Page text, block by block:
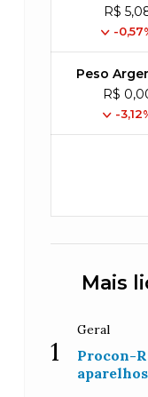
R$
-
Peso
R$
-
Mais
1
Geral
Procon-